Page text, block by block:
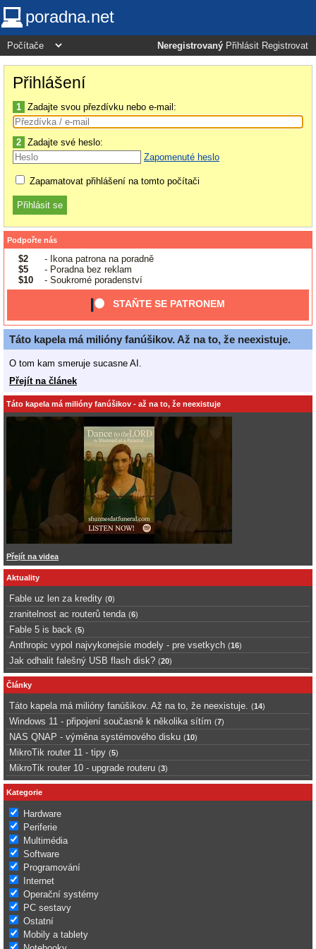
poradna.net
Neregistrovaný Přihlásit Registrovat
Přihlášení
1 Zadajte svou přezdívku nebo e-mail:
2 Zadajte své heslo:
Zapomenuté heslo
Zapamatovat přihlášení na tomto počítači
Podpořte nás
$2
- Ikona patrona na poradně
$5
- Poradna bez reklam
$10
- Soukromé poradenství
STAŇTE SE PATRONEM
Táto kapela má milióny fanúšikov. Až na to, že neexistuje.
O tom kam smeruje sucasne AI.
Přejít na článek
Táto kapela má milióny fanúšikov - až na to, že neexistuje
Přejít na videa
Aktuality
Fable uz len za kredity (0)
zranitelnost ac routerů tenda (6)
Fable 5 is back (5)
Anthropic vypol najvykonejsie modely - pre vsetkych (16)
Jak odhalit falešný USB flash disk? (20)
Články
Táto kapela má milióny fanúšikov. Až na to, že neexistuje. (14)
Windows 11 - připojení současně k několika sítím (7)
NAS QNAP - výměna systémového disku (10)
MikroTik router 11 - tipy (5)
MikroTik router 10 - upgrade routeru (3)
Kategorie
Hardware
Periferie
Multimédia
Software
Programování
Internet
Operační systémy
PC sestavy
Ostatní
Mobily a tablety